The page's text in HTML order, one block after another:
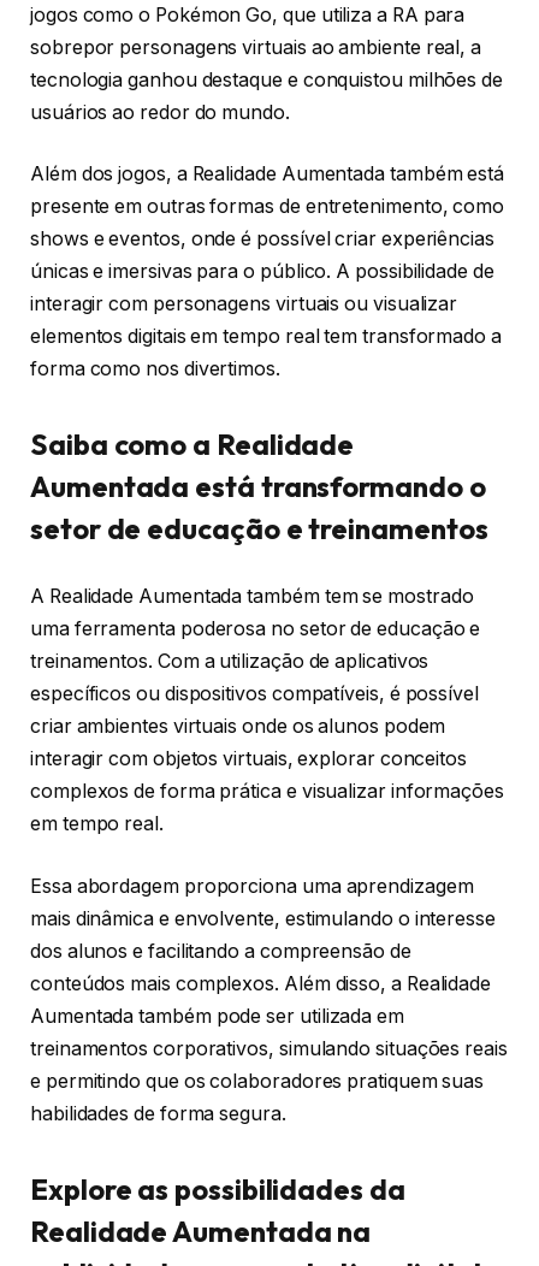
jogos como o Pokémon Go, que utiliza a RA para
sobrepor personagens virtuais ao ambiente real, a
tecnologia ganhou destaque e conquistou milhões de
usuários ao redor do mundo.
Além dos jogos, a Realidade Aumentada também está
presente em outras formas de entretenimento, como
shows e eventos, onde é possível criar experiências
únicas e imersivas para o público. A possibilidade de
interagir com personagens virtuais ou visualizar
elementos digitais em tempo real tem transformado a
forma como nos divertimos.
Saiba como a Realidade
Aumentada está transformando o
setor de educação e treinamentos
A Realidade Aumentada também tem se mostrado
uma ferramenta poderosa no setor de educação e
treinamentos. Com a utilização de aplicativos
específicos ou dispositivos compatíveis, é possível
criar ambientes virtuais onde os alunos podem
interagir com objetos virtuais, explorar conceitos
complexos de forma prática e visualizar informações
em tempo real.
Essa abordagem proporciona uma aprendizagem
mais dinâmica e envolvente, estimulando o interesse
dos alunos e facilitando a compreensão de
conteúdos mais complexos. Além disso, a Realidade
Aumentada também pode ser utilizada em
treinamentos corporativos, simulando situações reais
e permitindo que os colaboradores pratiquem suas
habilidades de forma segura.
Explore as possibilidades da
Realidade Aumentada na